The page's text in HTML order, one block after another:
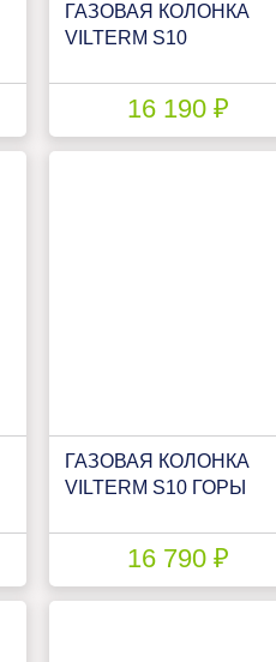
ГАЗОВАЯ КОЛОНКА
VILTERM S10
16 190 ₽
ГАЗОВАЯ КОЛОНКА
VILTERM S10 ГОРЫ
16 790 ₽